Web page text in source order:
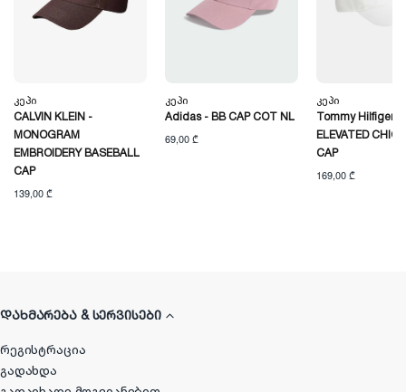
Კეპი
CALVIN KLEIN -
MONOGRAM
EMBROIDERY BASEBALL
CAP
139,00 ₾
Კეპი
Adidas - BB CAP COT NL
69,00 ₾
Კეპი
Tommy Hilfiger -
ELEVATED CHIC
CAP
169,00 ₾
ᲓᲐᲮᲛᲐᲠᲔᲑᲐ & ᲡᲔᲠᲕᲘᲡᲔᲑᲘ
რეგისტრაცია
გადახდა